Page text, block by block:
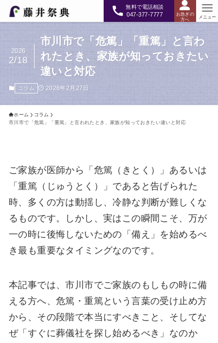
無料で電話相談
047-377-7777 お急ぎの
方へ
メニュー
市川市で「危篤」「重篤」と言わ
れたとき、家族が知っておきたい
違いと対応
2026
2/18
コラム 2026年2月27日
ホーム
コラム
市川市で「危篤」「重篤」と言われたとき、家族が知っておきたい違いと対応
ご家族が医師から「危篤（きとく）」あるいは
「重篤（じゅうとく）」であると告げられた
時、多くの方は動揺し、冷静な判断が難しくな
るものです。しかし、実はこの瞬間こそ、万が
一の時に後悔しないための「備え」を始めるべ
き最も重要なタイミングなのです。
本記事では、市川市でご家族のもしもの時に備
える方へ、危篤・重篤という言葉の受け止め方
から、その段階で本当にすべきこと、そしてな
ぜ「すぐに葬儀社を探し始めるべき」なのか